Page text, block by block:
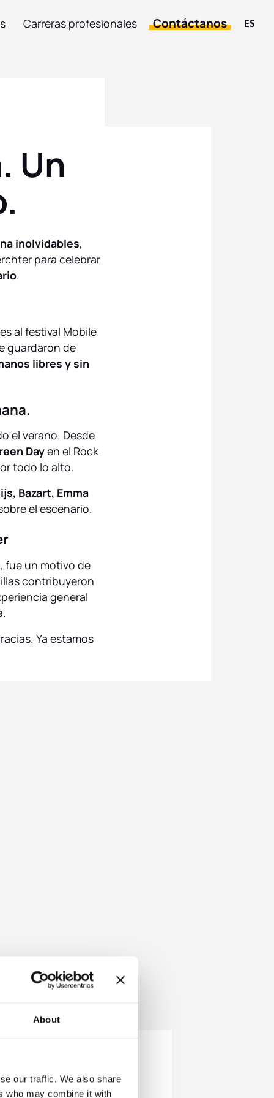
About
our traffic. We also share
who may combine it with
Carreras profesionales Contáctanos ES
Un
inolvidables,
para celebrar
.
al festival Mobile
guardaron de
libres y sin
el verano. Desde
Dayen el Rock
todo lo alto.
Bazart, Emma
el escenario.
, fue un motivo de
contribuyeron
general
Ya estamos